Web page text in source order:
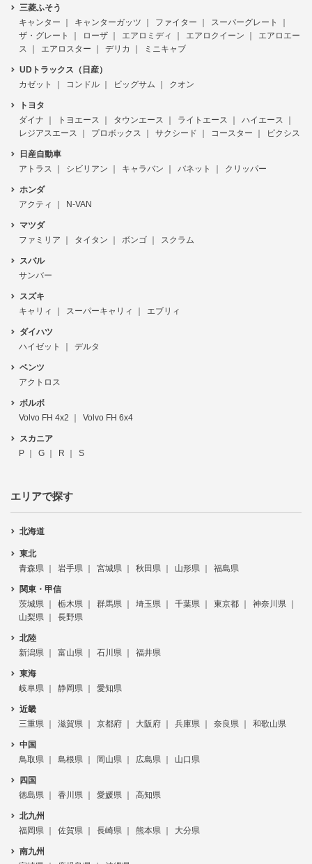
三菱ふそう
キャンター
キャンターガッツ ファイター
スーパーグレート
ザ・グレート
ローザ エアロミディ エアロクイーン
エアロエー
ス
エアロスター デリカ ミニキャブ
UDトラックス（日産）
カゼット
コンドル ビッグサム クオン
トヨタ
ダイナ
トヨエース タウンエース ライトエース
ハイエース
レジアスエース
プロボックス サクシード コースター ピクシス
日産自動車
アトラス
シビリアン キャラバン バネット クリッパー
ホンダ
アクティ
N-VAN
マツダ
ファミリア
タイタン ボンゴ スクラム
スバル
サンバー
スズキ
キャリィ
スーパーキャリィ エブリィ
ダイハツ
ハイゼット
デルタ
ベンツ
アクトロス
ボルボ
Volvo FH 4x2
Volvo FH 6x4
スカニア
P
G R S
エリアで探す
北海道
東北
青森県
岩手県 宮城県 秋田県 山形県 福島県
関東・甲信
茨城県
栃木県 群馬県 埼玉県 千葉県 東京都
神奈川県
山梨県
長野県
北陸
新潟県
富山県 石川県 福井県
東海
岐阜県
静岡県 愛知県
近畿
三重県
滋賀県 京都府 大阪府 兵庫県 奈良県 和歌山県
中国
鳥取県
島根県 岡山県 広島県 山口県
四国
徳島県
香川県 愛媛県 高知県
北九州
福岡県
佐賀県 長崎県 熊本県 大分県
南九州